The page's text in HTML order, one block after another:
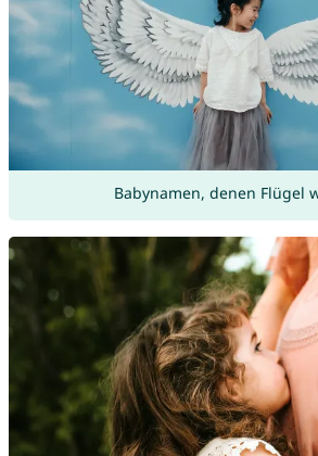
Babynamen, denen Flügel